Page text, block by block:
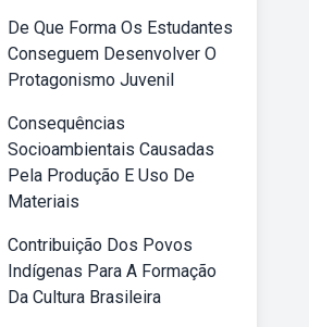
De Que Forma Os Estudantes
Conseguem Desenvolver O
Protagonismo Juvenil
Consequências
Socioambientais Causadas
Pela Produção E Uso De
Materiais
Contribuição Dos Povos
Indígenas Para A Formação
Da Cultura Brasileira